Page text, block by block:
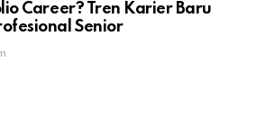
Career? Tren Karier Baru
Senior